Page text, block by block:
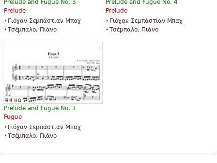
Prelude and Fugue No. 3
Prelude
Γιόχαν Σεμπάστιαν Μπαχ
Τσέμπαλο, Πιάνο
Prelude and Fugue No. 4
Prelude
Γιόχαν Σεμπάστιαν Μπαχ
Τσέμπαλο, Πιάνο
Prelude and Fugue No. 1
Fugue
Γιόχαν Σεμπάστιαν Μπαχ
Τσέμπαλο, Πιάνο